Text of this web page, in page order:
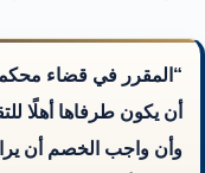
“المقرر في قضاء
أن يكون طرفاها أهلًا
وأن واجب الخصم أن